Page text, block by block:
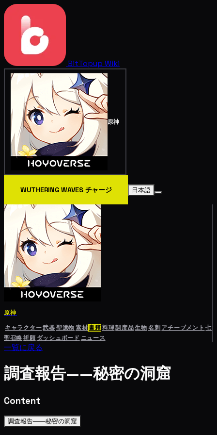
BitTopup Wiki
原神
WUTHERING WAVES チャージ 日本語
原神
キャラクター武器聖遺物素材書籍料理調度品生物名刺 アチーブメント 七
聖召喚祈願 ダッシュボード ニュース
一覧に戻る
調査報告——秘密の洞窟
Content
調査報告——秘密の洞窟